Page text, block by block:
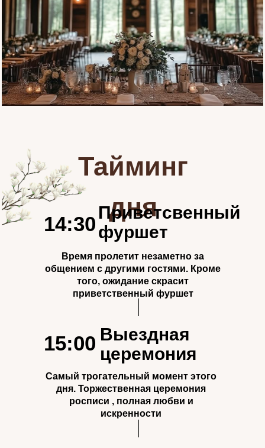
Тайминг
дня
Самый трогательный момент этого
дня. Торжественная церемония
росписи , полная любви и
искренности
Время пролетит незаметно за
общением с другими гостями. Кроме
того, ожидание скрасит
приветственный фуршет
Выездная
церемония
Приветсвенный
фуршет
15:00
14:30